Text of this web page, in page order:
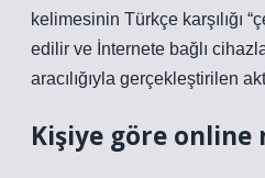
kelimesinin Türkçe karşılığı
edilir ve İnternete bağlı
aracılığıyla gerçekleştirilen
Kişiye göre online